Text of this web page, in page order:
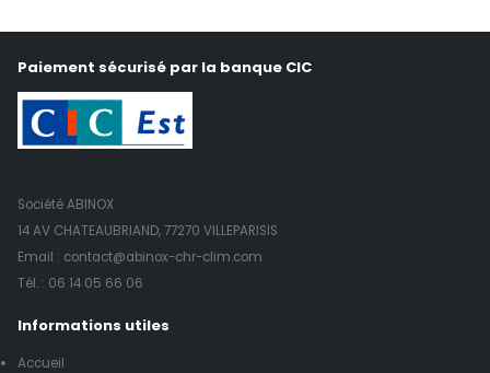
Paiement sécurisé par la banque CIC
Société ABINOX
14 AV CHATEAUBRIAND, 77270 VILLEPARISIS
Email : contact@abinox-chr-clim.com
Tél. : 06 14 05 66 06
Informations utiles
Accueil